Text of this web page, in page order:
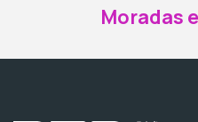
Moradas